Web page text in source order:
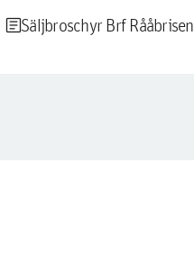
articleSäljbroschyr Brf